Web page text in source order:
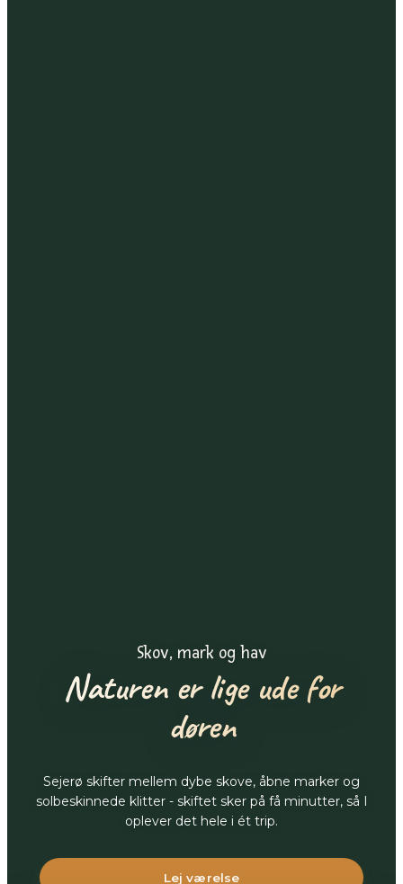
Skov, mark og hav
Naturen er lige ude for
døren
Sejerø skifter mellem dybe skove, åbne marker og
solbeskinnede klitter - skiftet sker på få minutter, så I
oplever det hele i ét trip.
Lej værelse